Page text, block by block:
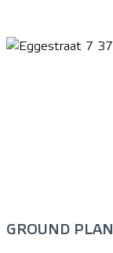
GROUND PLAN